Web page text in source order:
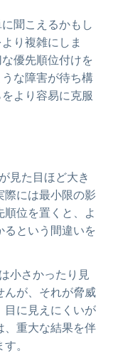
聞こえるかもし
り複雑にしま
優先順位付けを
な障害が待ち構
より容易に克服
見た目ほど大き
には最小限の影
位を置くと、よ
という間違いを
小さかったり見
んが、それが脅威
目に見えにくいが
、重大な結果を伴
。